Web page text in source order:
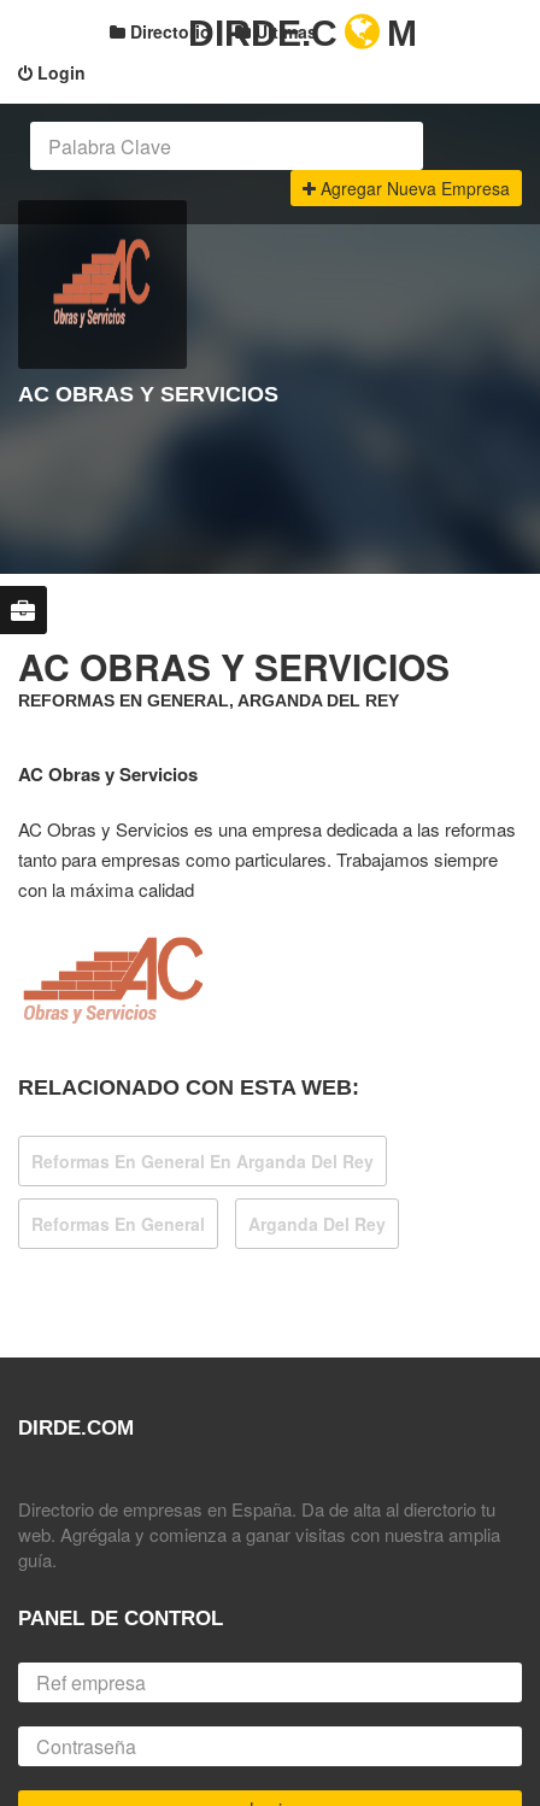
Login
Directorio Últimas
DIRDE.C M
Agregar Nueva Empresa
AC OBRAS Y SERVICIOS
AC OBRAS Y SERVICIOS
REFORMAS EN GENERAL, ARGANDA DEL REY
AC Obras y Servicios
AC Obras y Servicios es una empresa dedicada a las reformas
tanto para empresas como particulares. Trabajamos siempre
con la máxima calidad
RELACIONADO CON ESTA WEB:
Reformas En General En Arganda Del Rey
Reformas En General Arganda Del Rey
DIRDE.COM
Directorio de empresas en España. Da de alta al dierctorio tu
web. Agrégala y comienza a ganar visitas con nuestra amplia
guía.
PANEL DE CONTROL